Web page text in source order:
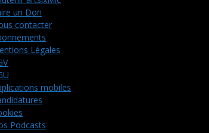
un Don
contacter
Légales
mobiles
Podcasts